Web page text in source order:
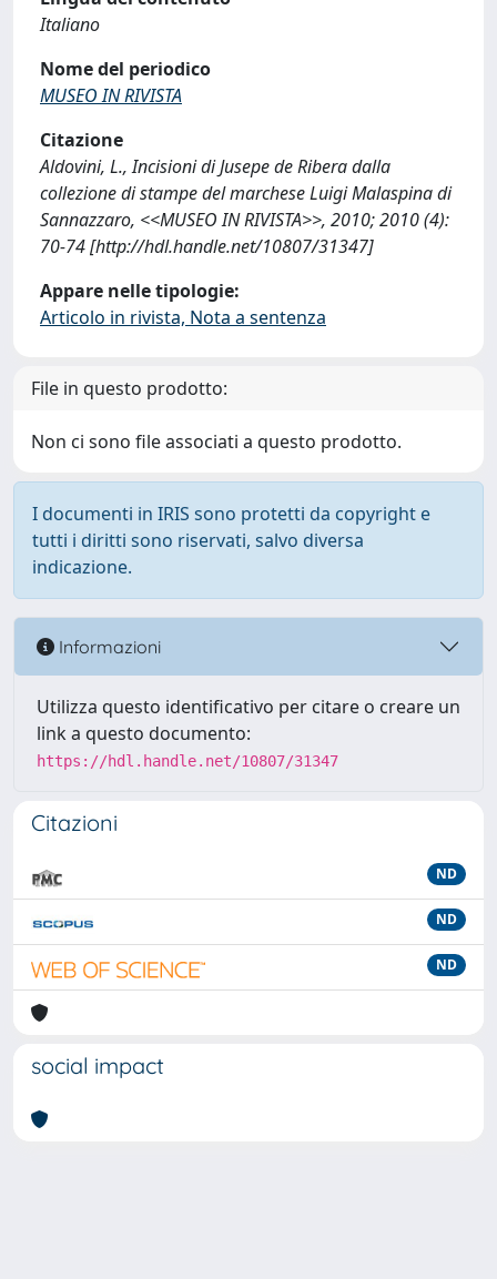
Italiano
Nome del periodico
MUSEO IN RIVISTA
Citazione
Aldovini, L., Incisioni di Jusepe de Ribera dalla
collezione di stampe del marchese Luigi Malaspina di
Sannazzaro, <<MUSEO IN RIVISTA>>, 2010; 2010 (4):
70-74 [http://hdl.handle.net/10807/31347]
Appare nelle tipologie:
Articolo in rivista, Nota a sentenza
File in questo prodotto:
Non ci sono file associati a questo prodotto.
I documenti in IRIS sono protetti da copyright e
tutti i diritti sono riservati, salvo diversa
indicazione.
Informazioni
Utilizza questo identificativo per citare o creare un
link a questo documento:
https://hdl.handle.net/10807/31347
Citazioni
ND
ND
ND
social impact